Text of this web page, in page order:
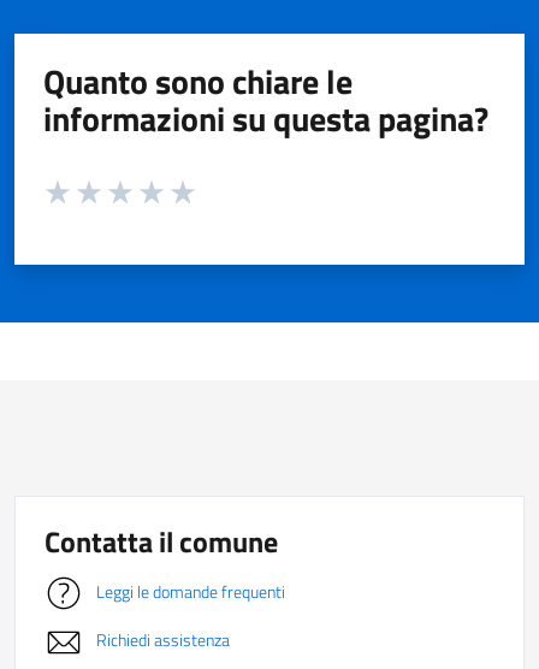
Quanto sono chiare le
informazioni su questa pagina?
Valuta da 1 a 5 stelle la pagina
Contatta il comune
Leggi le domande frequenti
Richiedi assistenza